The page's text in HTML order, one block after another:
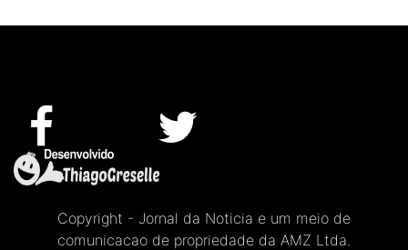
Copyright - Jornal da Noticia e um meio de
comunicacao de propriedade da AMZ Ltda.